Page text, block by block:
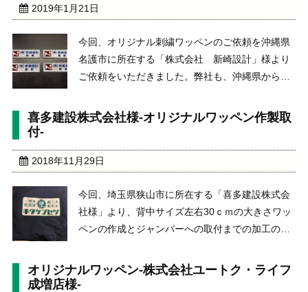
に２重刺繍加工によ ...
2019年1月21日
今回、オリジナル刺繍ワッペンのご依頼を沖縄県
名護市に所在する「株式会社 新崎設計」様より
ご依頼をいただきました。弊社も、沖縄県からの
オリジナルのロゴの入った社名・個人名入りのワ
喜多建設株式会社様-オリジナルワッペン作製取
付-
2018年11月29日
今回、埼玉県狭山市に所在する「喜多建設株式会
社様」より、背中サイズ左右30ｃｍの大きさワッ
ペンの作成とジャンバーへの取付までの加工のご
いただいた画像より、データを作成し、相談し合
オリジナルワッペン-株式会社ユートク・ライフ
成増店様-